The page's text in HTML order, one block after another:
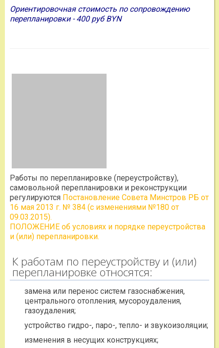
Ориентировочная стоимость по сопровождению
перепланировки - 400 руб BYN
Работы по перепланировке (переустройству),
самовольной перепланировки и реконструкции
регулируются Постановление Совета Минстров РБ от
16 мая 2013 г. № 384 (с изменениями №180 от
09.03.2015).
ПОЛОЖЕНИЕ об условиях и порядке переустройства
и (или) перепланировки.
К работам по переустройству и (или)
перепланировке относятся:
замена или перенос систем газоснабжения,
центрального отопления, мусороудаления,
газоудаления;
устройство гидро-, паро-, тепло- и звукоизоляции;
изменения в несущих конструкциях;